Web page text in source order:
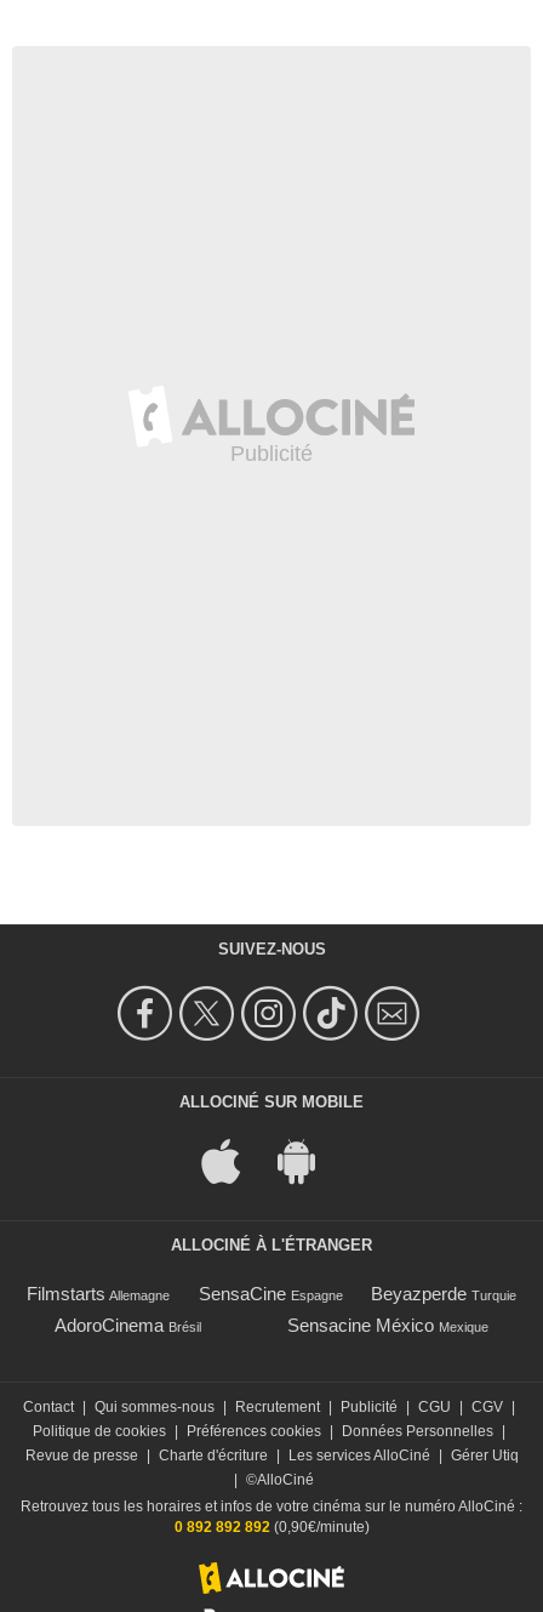
SUIVEZ-NOUS
ALLOCINÉ SUR MOBILE
ALLOCINÉ À L'ÉTRANGER
Filmstarts Allemagne SensaCine Espagne Beyazperde Turquie
AdoroCinema Brésil Sensacine México Mexique
Contact Qui sommes-nous Recrutement Publicité CGU CGV
Politique de cookies
Préférences cookies Données Personnelles
Revue de presse
Charte d'écriture Les services AlloCiné
Gérer Utiq
©AlloCiné
Retrouvez tous les horaires et infos de votre cinéma sur le numéro AlloCiné :
0 892 892 892(0,90€/minute)